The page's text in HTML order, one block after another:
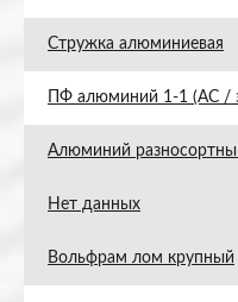
Стружка алюминиевая
ПФ алюминий 1-1 (АС /
Алюминий
Нет данных
Вольфрам лом крупный